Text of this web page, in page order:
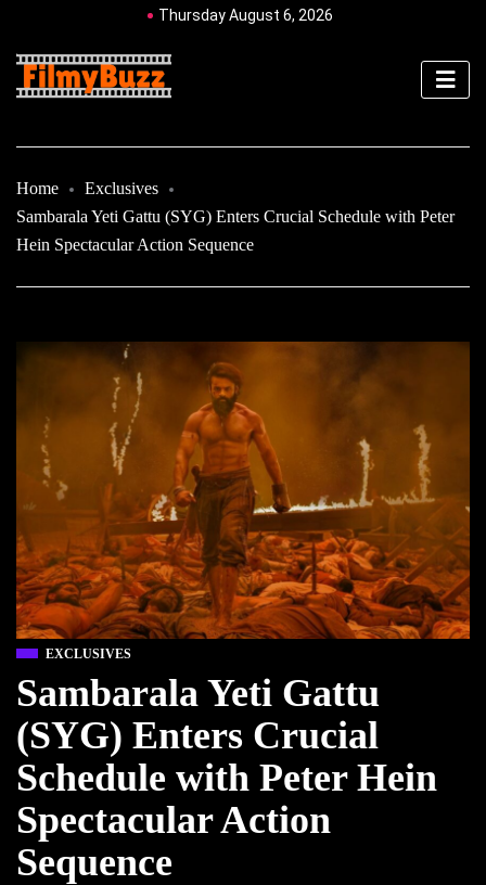
Thursday August 6, 2026
Home
Exclusives
Sambarala Yeti Gattu (SYG) Enters Crucial Schedule with Peter
Hein Spectacular Action Sequence
EXCLUSIVES
Sambarala Yeti Gattu
(SYG) Enters Crucial
Schedule with Peter Hein
Spectacular Action
Sequence